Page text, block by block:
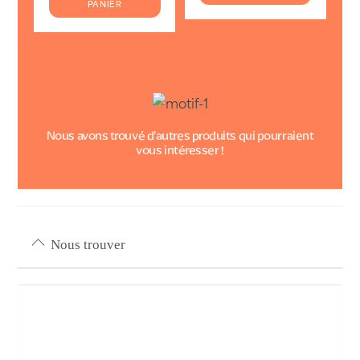
500 Fcfp.
500 Fcfp.
PANIER
Nous avons trouvé d’autres produits qui pourraient
vous intéresser !
Nous trouver